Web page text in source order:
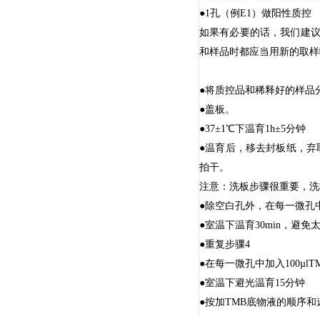
●1孔（例E1）做阳性质控
如果有必要的话，我们建
和样品时都应当用新的取
●将质控品和稀释好的样品
●盖板。
●37±1℃下温育1h±5分钟
●温育后，移去封板纸，
拍干。
注意：洗板步骤很重要，
●除空白孔外，在每一微孔
●室温下温育30min，避免
●重复步骤4
●在每一微孔中加入
●室温下避光温育15分钟
●按加TMB底物液的顺序